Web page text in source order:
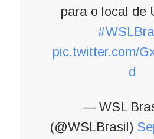
para o local de
pic.twitter.com/
d
— WSL
(@WSLBrasil)